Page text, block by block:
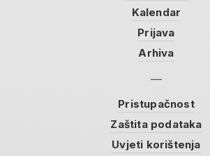
Kalendar
Prijava
Arhiva
Pristupačnost
Zaštita podataka
Uvjeti korištenja